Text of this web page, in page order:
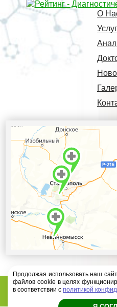
О
Диагностический
Продолжая использовать наш
файлов cookie в целях
в соответствии с политикой